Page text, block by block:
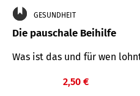
GESUNDHEIT
Die pauschale Beihilfe
Was ist das und für wen
2,50 €